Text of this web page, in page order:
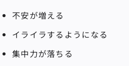
不安が増える
イライラするようになる
集中力が落ちる